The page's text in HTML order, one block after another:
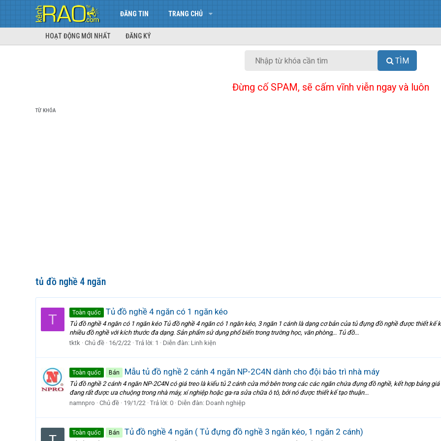
ĐĂNG TIN TRANG CHỦ
HOẠT ĐỘNG MỚI NHẤT ĐĂNG KÝ
TÌM
Đừng cố SPAM, sẽ cấm vĩnh viễn ngay và luôn
TỪ KHÓA
tủ đồ nghề 4 ngăn
T Toàn quốc Tủ đồ nghề 4 ngăn có 1 ngăn kéo
Tủ đồ nghề 4 ngăn có 1 ngăn kéo Tủ đồ nghề 4 ngăn có 1 ngăn kéo, 3 ngăn 1 cánh là dạng cơ bản của tủ đựng đồ nghề được thiết
nhiều đồ nghề với kích thước đa dạng. Sản phẩm sử dụng phổ biến trong trường học, văn phòng,.. Tủ đồ...
tktk
Chủ đề 16/2/22 Trả lời: 1 Diễn đàn: Linh kiện
Toàn quốc Bán Mẫu tủ đồ nghề 2 cánh 4 ngăn NP-2C4N dành cho đội bảo trì nhà máy
Tủ đồ nghề 2 cánh 4 ngăn NP-2C4N có giá treo là kiểu tủ 2 cánh cửa mở bên trong các các ngăn chứa đựng đồ nghề, kết hợp bảng
đang rất được ưa chuộng trong nhà máy, xí nghiệp hoặc ga-ra sửa chữa ô tô, bởi nó được thiết kế tạo thuận...
namnpro
Chủ đề 19/1/22 Trả lời: 0 Diễn đàn: Doanh nghiệp
Toàn quốc Bán Tủ đồ nghề 4 ngăn ( Tủ đựng đồ nghề 3 ngăn kéo, 1 ngăn 2 cánh)